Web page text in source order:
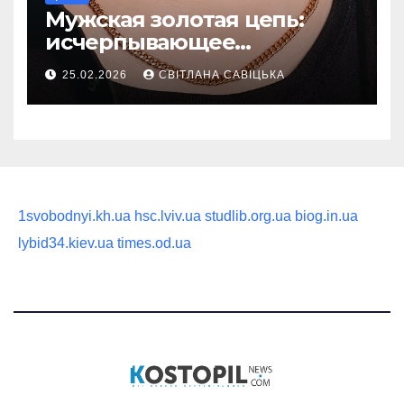
Мужская золотая цепь:
исчерпывающее
руководство по выбору
статусного украшения
25.02.2026 СВІТЛАНА САВІЦЬКА
1svobodnyi.kh.ua hsc.lviv.ua studlib.org.ua biog.in.ua
lybid34.kiev.ua times.od.ua